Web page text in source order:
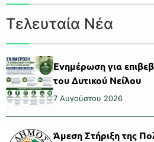
Τελευταία Νέα
Ενημέρωση για
του Δυτικού Νείλου
7 Αυγούστου 2026
Άμεση Στήριξη της